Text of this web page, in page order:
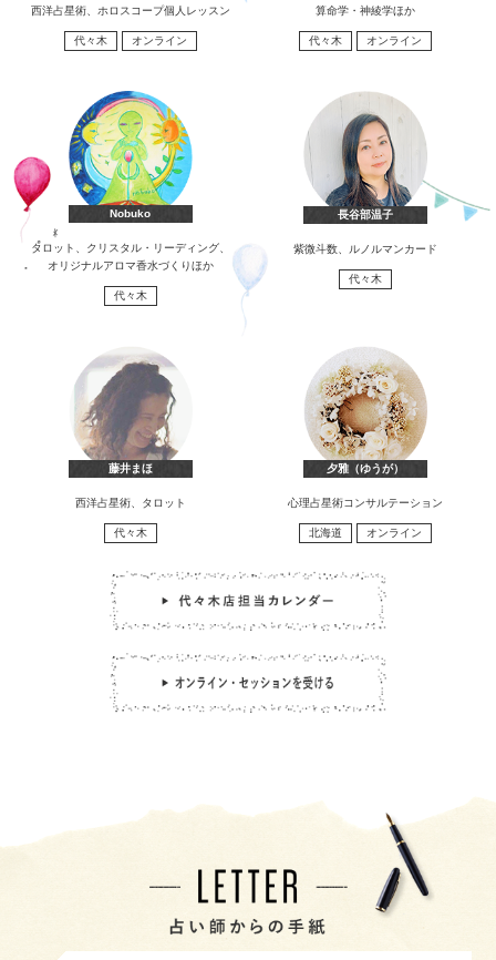
西洋占星術、ホロスコープ個人レッスン
代々木 オンライン
算命学・神綾学ほか
代々木 オンライン
Nobuko
タロット、クリスタル・リーディング、
オリジナルアロマ香水づくりほか
代々木
長谷部温子
紫微斗数、ルノルマンカード
代々木
藤井まほ
西洋占星術、タロット
代々木
夕雅（ゆうが）
心理占星術コンサルテーション
北海道 オンライン